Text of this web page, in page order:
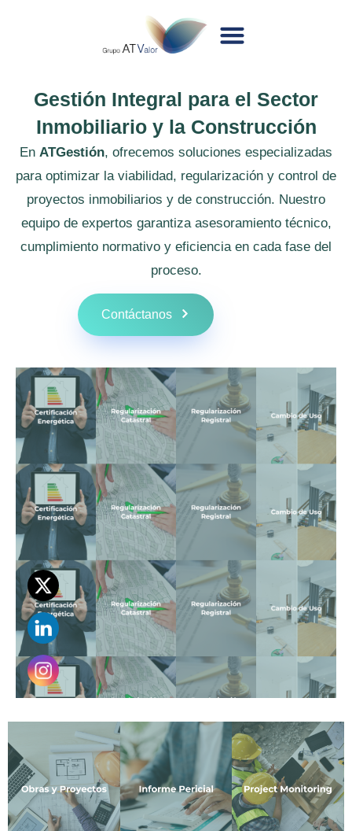
Gestión Integral para el Sector
Inmobiliario y la Construcción
En ATGestión, ofrecemos soluciones especializadas
para optimizar la viabilidad, regularización y control de
proyectos inmobiliarios y de construcción. Nuestro
equipo de expertos garantiza asesoramiento técnico,
cumplimiento normativo y eficiencia en cada fase del
proceso.
Contáctanos